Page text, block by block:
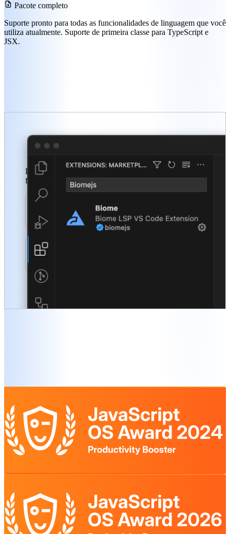
Pacote completo
Suporte pronto para todas as funcionalidades de linguagem que você
utiliza atualmente. Suporte de primeira classe para TypeScript e
JSX.
Experimente o Biome
Instale o Biome utilizando o seu gerenciador de pacotes
favorito e integre ele no seu editor.
Instale com um gerenciador de pacotes
Integre o Biome no seu editor